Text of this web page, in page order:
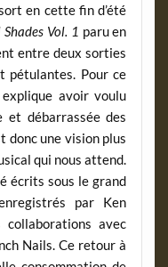
en cette fin d’été
Vol. 1 paru en
entre deux sorties
pétulantes. Pour ce
avoir voulu
débarrassée des
donc une vision plus
qui nous attend.
écrits sous le grand
par Ken
collaborations avec
Nails. Ce retour à